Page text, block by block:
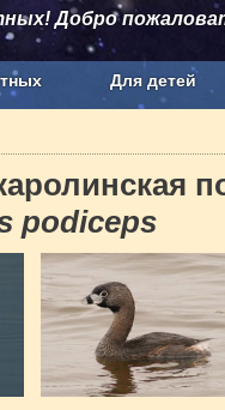
Добро
Для детей
podiceps